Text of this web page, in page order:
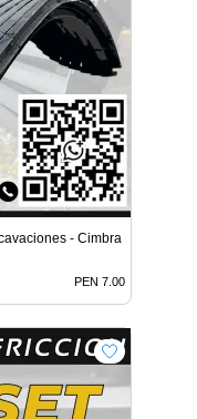
- Cimbra
PEN 7.00